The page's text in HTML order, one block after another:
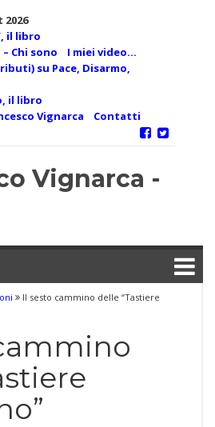
il libro
Chi sono
I miei video…
su Pace, Disarmo,
il libro
Vignarca
Contatti
Vignarca -
Il sesto cammino delle “Tastiere